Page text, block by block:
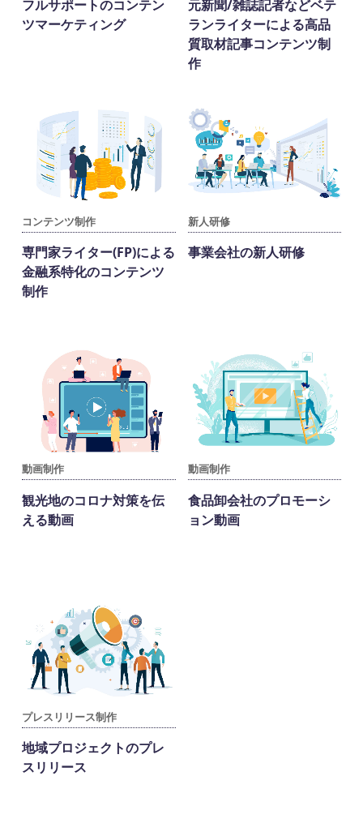
フルサポートのコンテン
ツマーケティング
元新聞/雑誌記者などベテ
ランライターによる高品
質取材記事コンテンツ制
作
コンテンツ制作
専門家ライター(FP)による
金融系特化のコンテンツ
制作
新人研修
事業会社の新人研修
動画制作
観光地のコロナ対策を伝
える動画
動画制作
食品卸会社のプロモーシ
ョン動画
プレスリリース制作
地域プロジェクトのプレ
スリリース